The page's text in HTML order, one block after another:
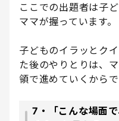
ここでの出題者は子
ママが握っています。
子どものイラッとク
た後のやりとりは、
領で進めていくからで
7・「こんな場面